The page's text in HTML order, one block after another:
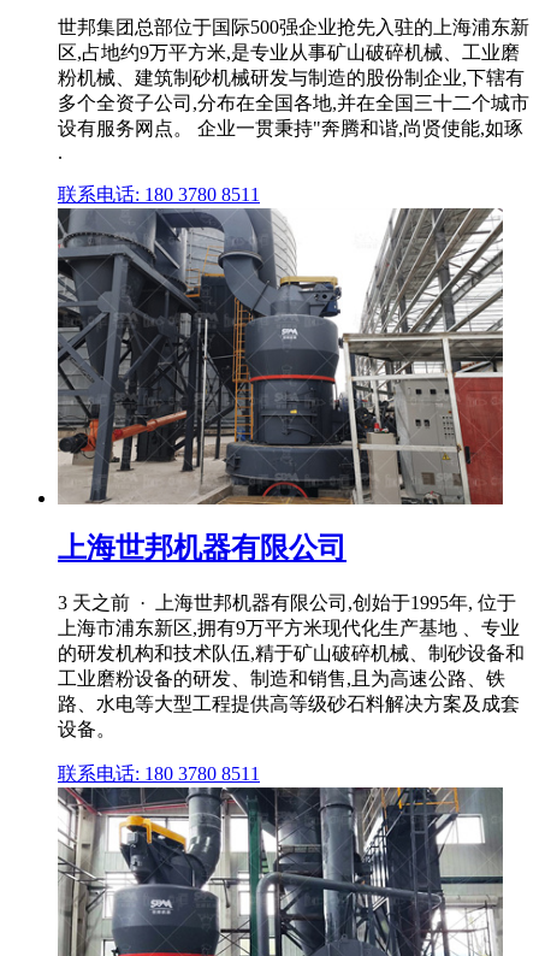
世邦集团总部位于国际500强企业抢先入驻的上海浦东新
区,占地约9万平方米,是专业从事矿山破碎机械、工业磨
粉机械、建筑制砂机械研发与制造的股份制企业,下辖有
多个全资子公司,分布在全国各地,并在全国三十二个城市
设有服务网点。 企业一贯秉持"奔腾和谐,尚贤使能,如琢
.
联系电话: 180 3780 8511
上海世邦机器有限公司
3 天之前 · 上海世邦机器有限公司,创始于1995年, 位于
上海市浦东新区,拥有9万平方米现代化生产基地 、专业
的研发机构和技术队伍,精于矿山破碎机械、制砂设备和
工业磨粉设备的研发、制造和销售,且为高速公路、铁
路、水电等大型工程提供高等级砂石料解决方案及成套
设备。
联系电话: 180 3780 8511